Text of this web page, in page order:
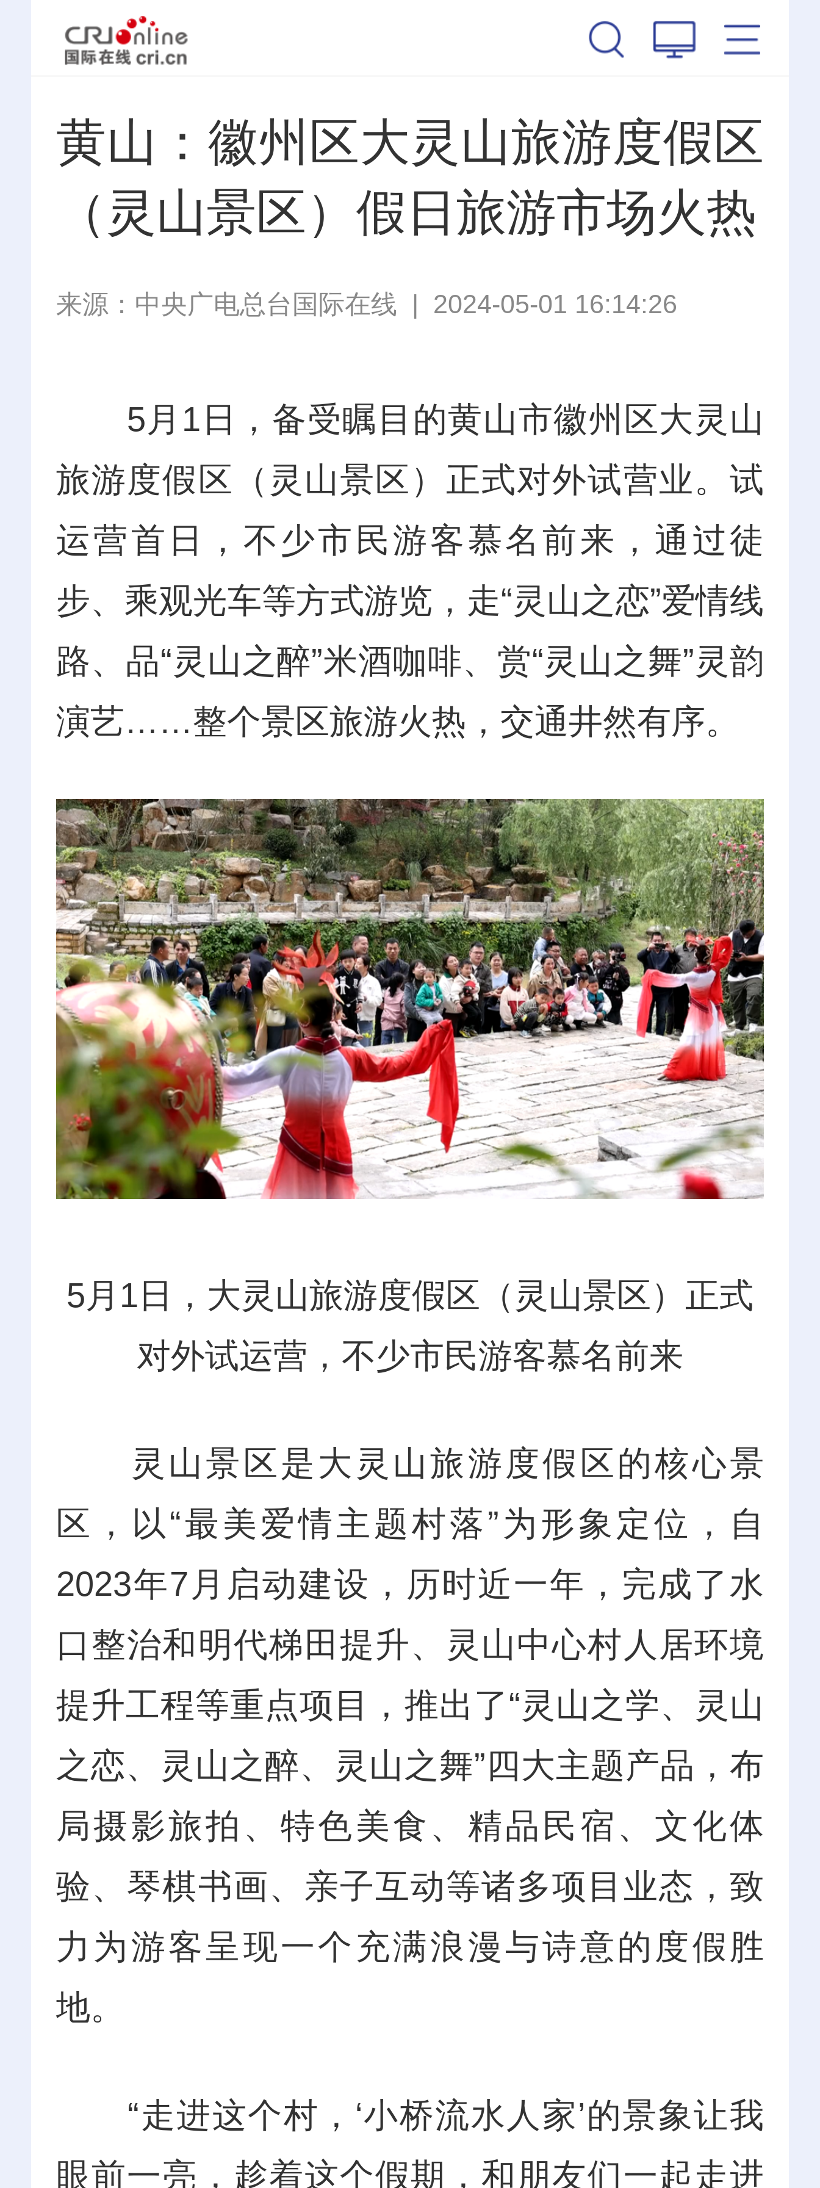
黄山：徽州区大灵山旅游度假区
（灵山景区）假日旅游市场火热
来源：中央广电总台国际在线 | 2024-05-01 16:14:26
5月1日，备受瞩目的黄山市徽州区大灵山
旅游度假区（灵山景区）正式对外试营业。试
运营首日，不少市民游客慕名前来，通过徒
步、乘观光车等方式游览，走“灵山之恋”爱情线
路、品“灵山之醉”米酒咖啡、赏“灵山之舞”灵韵
演艺……整个景区旅游火热，交通井然有序。
5月1日，大灵山旅游度假区（灵山景区）正式
对外试运营，不少市民游客慕名前来
灵山景区是大灵山旅游度假区的核心景
区，以“最美爱情主题村落”为形象定位，自
2023年7月启动建设，历时近一年，完成了水
口整治和明代梯田提升、灵山中心村人居环境
提升工程等重点项目，推出了“灵山之学、灵山
之恋、灵山之醉、灵山之舞”四大主题产品，布
局摄影旅拍、特色美食、精品民宿、文化体
验、琴棋书画、亲子互动等诸多项目业态，致
力为游客呈现一个充满浪漫与诗意的度假胜
地。
“走进这个村，‘小桥流水人家’的景象让我
眼前一亮，趁着这个假期，和朋友们一起走进